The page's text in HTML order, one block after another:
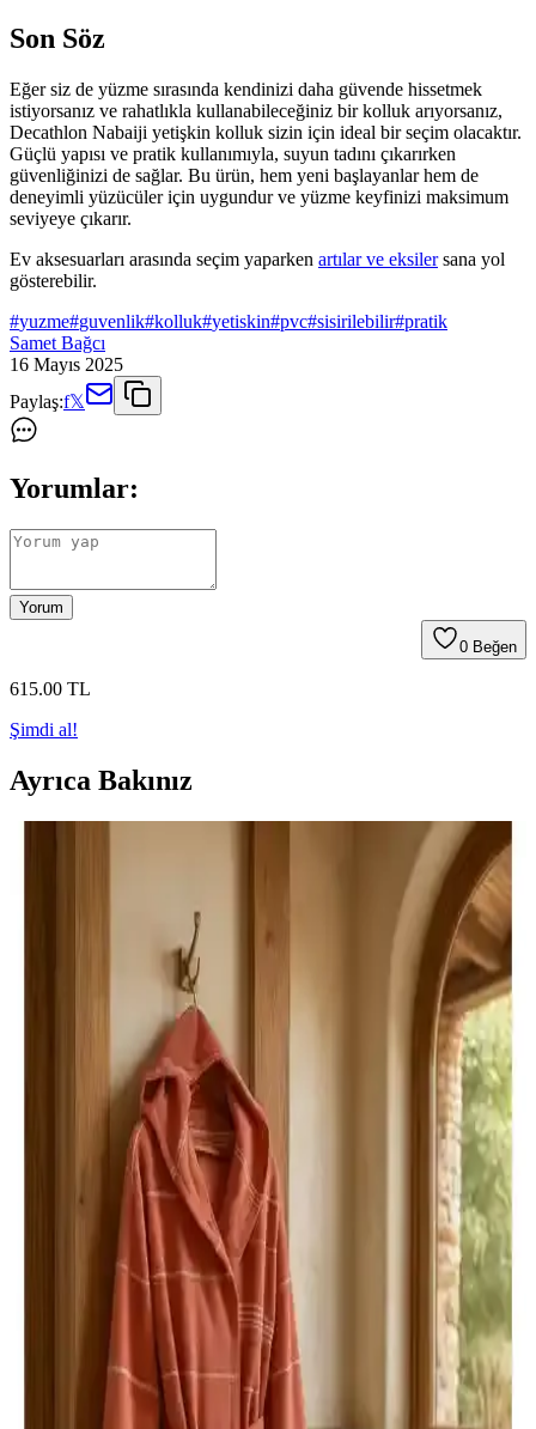
Son Söz
Eğer siz de yüzme sırasında kendinizi daha güvende hissetmek
istiyorsanız ve rahatlıkla kullanabileceğiniz bir kolluk arıyorsanız,
Decathlon Nabaiji yetişkin kolluk sizin için ideal bir seçim olacaktır.
Güçlü yapısı ve pratik kullanımıyla, suyun tadını çıkarırken
güvenliğinizi de sağlar. Bu ürün, hem yeni başlayanlar hem de
deneyimli yüzücüler için uygundur ve yüzme keyfinizi maksimum
seviyeye çıkarır.
Ev aksesuarları arasında seçim yaparken artılar ve eksilersana yol
gösterebilir.
#yuzme#guvenlik#kolluk#yetiskin#pvc#sisirilebilir#pratik
Samet Bağcı
16 Mayıs 2025
Paylaş:f𝕏
Yorumlar:
Yorum
0 Beğen
615.00 TL
Şimdi al!
Ayrıca Bakınız
Yetişkinler İçin Güvenli ve Konforlu PVC Yüzme
Yetişkinler için tasarlanmış PVC yüzme kolluğu, kolay kullanım,
yüksek tutuş ve uygun fiyatıyla yüzme deneyiminizi güvenli ve
Soley Minerva %100 Pamuklu Unisex Bornoz
Yüksek Kalite ve Konfor Sağlar
%100 pamuklu, yüksek dokusu ve şık tasarımıyla Soley Minerva
bornoz, hem kadın hem de erkekler için ideal, su emici ve dayanıklı,
günlük kullanım ve spa ihtiyaçlarına uygun konforlu bir ürün.
Çocuk Bornozları Karşılaştırması: Ephemeris ve
Varol Ürünlerinin Özellikleri ve Seçim Rehberi
İki popüler çocuk bornozunu detaylı karşılaştırıyoruz. Ephemeris ve
Varol ürünlerinin özellikleri, kullanıcı yorumları ve avantajlarıyla en
uygun seçimi yapmanıza yardımcı oluyoruz.
Calmera Home Natura ve Ephemeris Pamuk
Peştemal Karşılaştırması: Özellikler ve Kullanım